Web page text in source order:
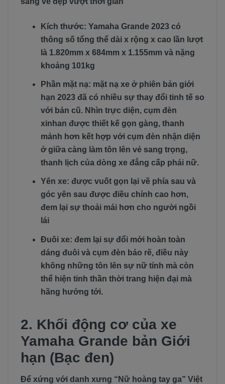
Kích thước: Yamaha Grande 2023 có
thông số tổng thể dài x rộng x cao lần lượt
là 1.820mm x 684mm x 1.155mm và nặng
khoảng 101kg
Phần mặt nạ: mặt nạ xe ở phiên bản giới
hạn 2023 đã có nhiều sự thay đổi tinh tế so
với bản cũ. Nhìn trực diện, cụm đèn
xinhan được thiết kế gọn gàng, thanh
mảnh hơn kết hợp với cụm đèn nhận diện
ở giữa càng làm tôn lên vẻ sang trọng,
thanh lịch của dòng xe đẳng cấp phái nữ.
Yên xe: được vuốt gọn lại về phía sau và
góc yên sau được điều chỉnh cao hơn,
đem lại sự thoải mái hơn cho người ngồi
lái
Đuôi xe: đem lại sự đổi mới hoàn toàn
dáng đuôi và cụm đèn báo rẽ, điều này
không những tôn lên sự nữ tính mà còn
thể hiện tinh thần thời trang hiện đại mà
hãng hướng tới.
2. Khối động cơ của xe
Yamaha Grande bản Giới
hạn (Bạc đen)
Để xứng với danh xưng “Nữ hoàng tay ga” Việt